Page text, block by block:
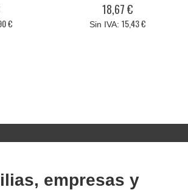
€
18,67 €
15,43 €
empresas y